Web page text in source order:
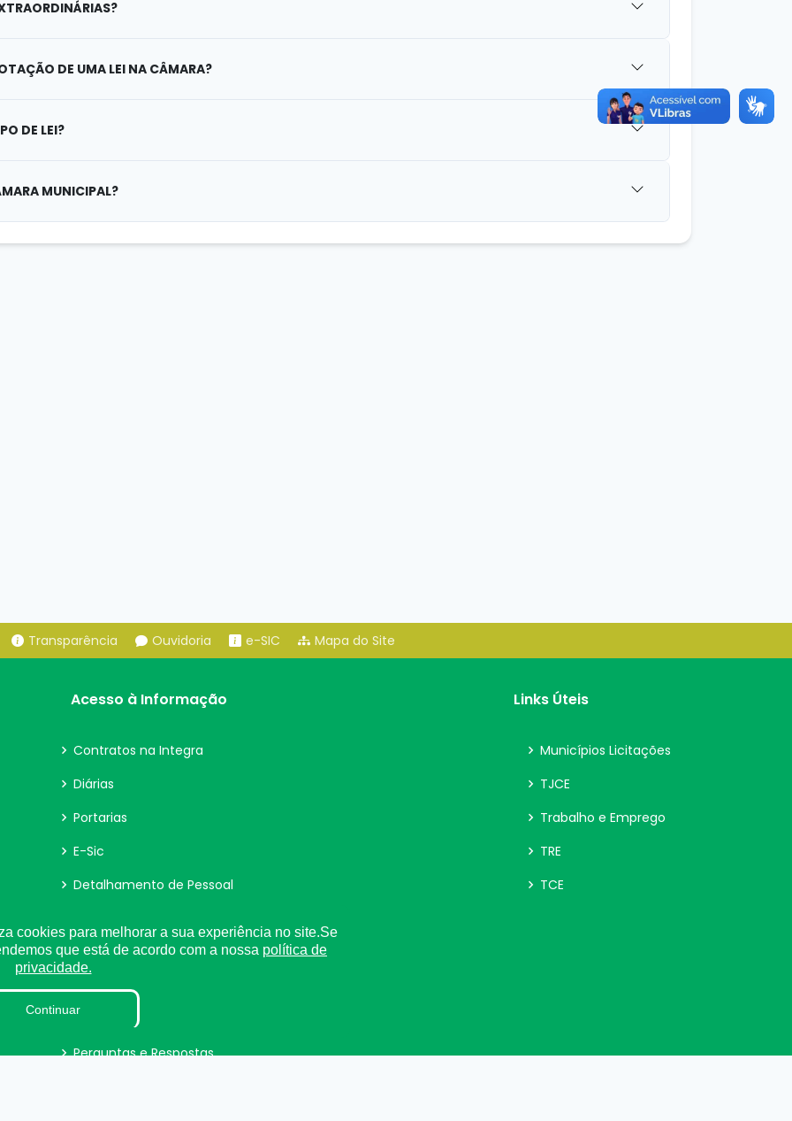
DE UMA LEI NA CÂMARA?
DE LEI?
MUNICIPAL?
Transparência Ouvidoria e-SIC Mapa do Site
Acesso à Informação
Contratos na Integra
Diárias
Portarias
E-Sic
Detalhamento de Pessoal
Convênio
Obras
LAI
Perguntas e Respostas
Links Úteis
Municípios Licitações
TJCE
Trabalho e Emprego
TRE
TCE
cookies para melhorar a sua experiência no site.Se
que está de acordo com a nossa política de
privacidade.
Continuar